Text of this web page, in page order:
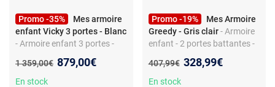
Promo -35%
Mes armoire
enfant Vicky 3 portes - Blanc
- Armoire enfant 3 portes -
bois
Ancien prix :
1 359,00€ Nouveau prix :
879,00€
En stock
Promo -19%
Mes Armoire
Greedy - Gris clair - Armoire
enfant - 2 portes battantes -
moderne
Ancien prix :
407,99€ Nouveau prix :
328,99€
En stock